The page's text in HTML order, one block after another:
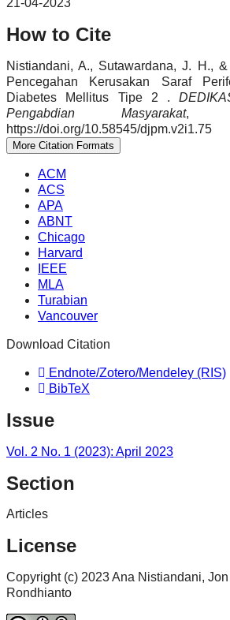
21-04-2023
How to Cite
Nistiandani, A., Sutawardana, J. H.,
Pencegahan Kerusakan Saraf
Diabetes Mellitus Tipe 2 .
Pengabdian Masyarakat,
https://doi.org/10.58545/djpm.v2i1.75
More Citation Formats
ACM
ACS
APA
ABNT
Chicago
Harvard
IEEE
MLA
Turabian
Vancouver
Download Citation
Endnote/Zotero/Mendeley (RIS)
BibTeX
Issue
Vol. 2 No. 1 (2023): April 2023
Section
Articles
License
Copyright (c) 2023 Ana Nistiandani,
Rondhianto